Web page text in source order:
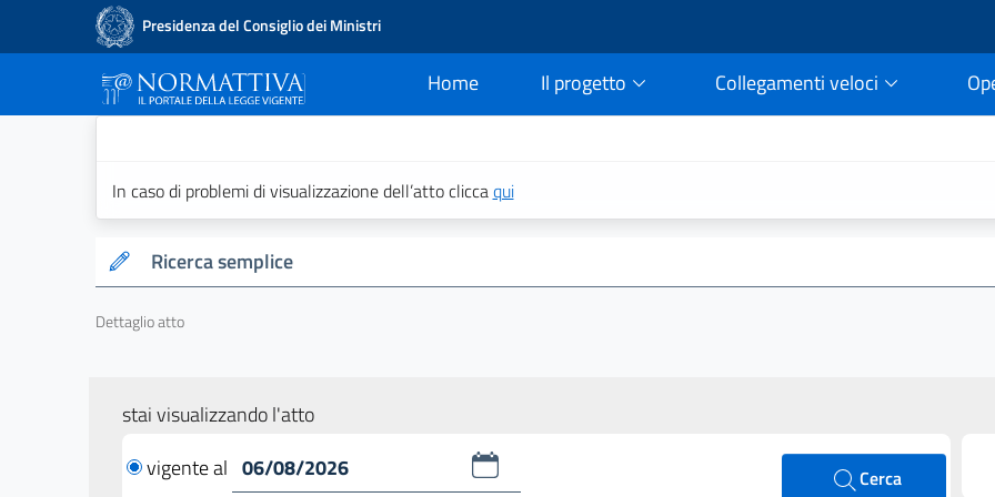
Presidenza del Consiglio dei Ministri
Home
current Il progetto Collegamenti veloci
In caso di problemi di visualizzazione dell’atto cliccaqui
Ricerca semplice
Dettaglio atto
stai visualizzando l'atto
vigente al
Cerca